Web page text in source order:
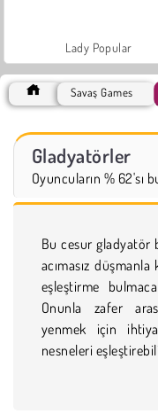
Lady Popular
Savaş Games
Gladyatörler
Oyuncuların % 62'sı
Bu cesur gladyatör
acımasız
eşleştirme
Onunla zafer
yenmek için
nesneleri